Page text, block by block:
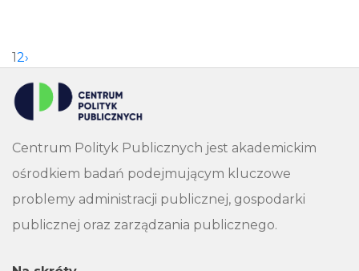
12›
Centrum Polityk Publicznych jest akademickim
ośrodkiem badań podejmującym kluczowe
problemy administracji publicznej, gospodarki
publicznej oraz zarządzania publicznego.